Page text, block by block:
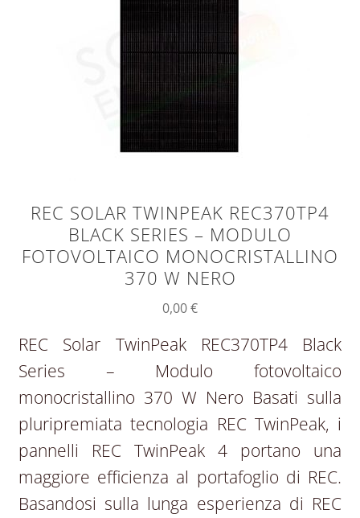
REC SOLAR TWINPEAK REC370TP4
BLACK SERIES – MODULO
FOTOVOLTAICO MONOCRISTALLINO
370 W NERO
0,00€
REC Solar TwinPeak REC370TP4 Black
Series – Modulo fotovoltaico
monocristallino 370 W Nero Basati sulla
pluripremiata tecnologia REC TwinPeak, i
pannelli REC TwinPeak 4 portano una
maggiore efficienza al portafoglio di REC.
Basandosi sulla lunga esperienza di REC